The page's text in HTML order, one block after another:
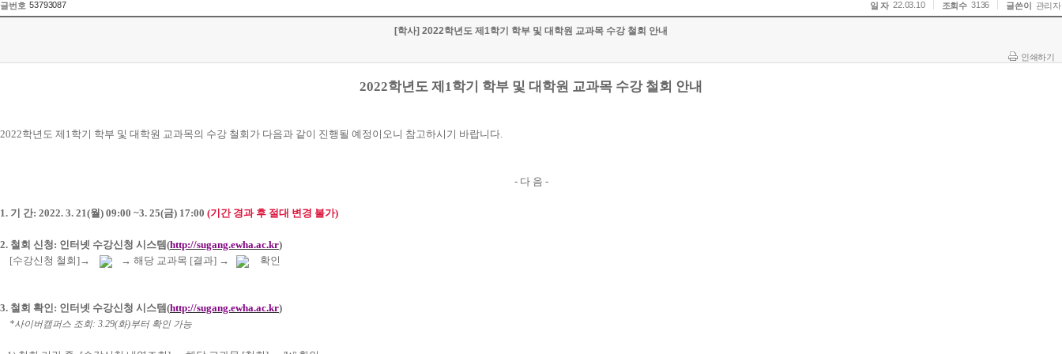
글번호 53793087 일 자 22.03.10 조회수 3136 글쓴이 관리자
[학사] 2022학년도 제1학기 학부 및 대학원 교과목 수강 철회 안내
인쇄하기
2022학년도 제 1학기 학부 및 대학원 교과목 수강 철회 안내
2022학년도 제 1학기 학부 및 대학원 교과목의 수강 철회가 다음과 같이 진행될 예정이오니 참고하시기 바랍니다.
- 다 음 -
1. 기 간: 2022. 3. 21(월 ) 09:00 ~3. 25(금) 17:00 (기간 경과 후 절대 변경 불가)
2. 철회 신청: 인터넷 수강신청 시스템 (http://sugang.ewha.ac.kr)
[수강신청 철회]→ → 해당 교과목 [결과] → 확인
3. 철회 확인: 인터넷 수강신청 시스템 (http://sugang.ewha.ac.kr)
*사이버캠퍼스 조회: 3.29(화)부터 확인 가능